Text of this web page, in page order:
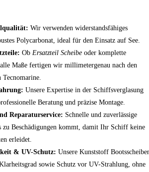
Wir verwenden widerstandsfähiges
Polycarbonat, ideal für den Einsatz auf See.
Ob Ersatzteil Scheibe oder komplette
Maße fertigen wir millimetergenau nach den
Unsere Expertise in der Schiffsverglasung
Beratung und präzise Montage.
Reparaturservice: Schnelle und zuverlässige
zu Beschädigungen kommt, damit Ihr Schiff keine
erleidet.
& UV-Schutz: Unsere Kunststoff
sowie Schutz vor UV-Strahlung, ohne